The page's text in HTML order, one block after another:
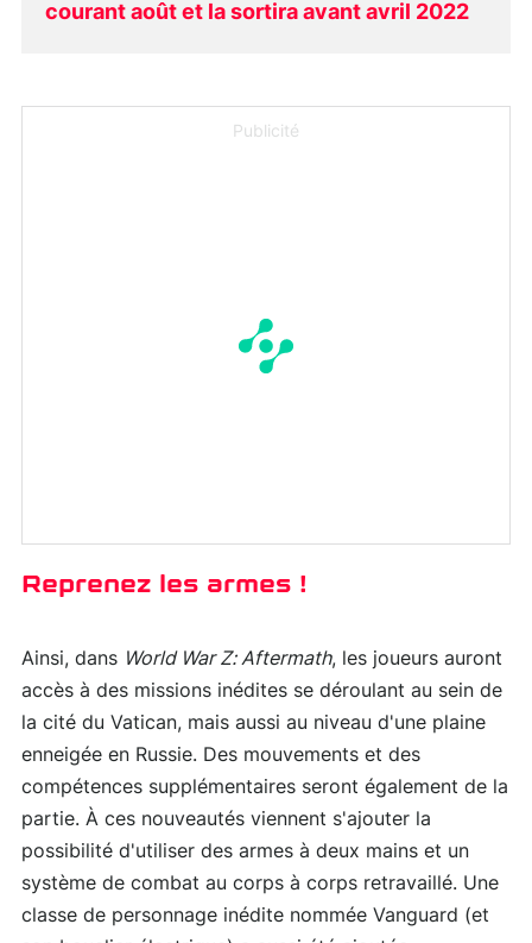
courant août et la sortira avant avril 2022
Publicité
Reprenez les armes !
Ainsi, dans World War Z: Aftermath, les joueurs auront
accès à des missions inédites se déroulant au sein de
la cité du Vatican, mais aussi au niveau d'une plaine
enneigée en Russie. Des mouvements et des
compétences supplémentaires seront également de la
partie. À ces nouveautés viennent s'ajouter la
possibilité d'utiliser des armes à deux mains et un
système de combat au corps à corps retravaillé. Une
classe de personnage inédite nommée Vanguard (et